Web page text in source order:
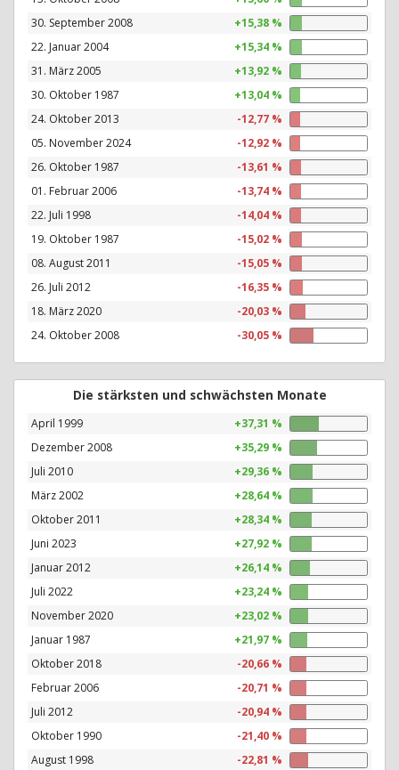
30. September 2008
+15,38 %
22. Januar 2004
+15,34 %
31. März 2005
+13,92 %
30. Oktober 1987
+13,04 %
24. Oktober 2013
-12,77 %
05. November 2024
-12,92 %
26. Oktober 1987
-13,61 %
01. Februar 2006
-13,74 %
22. Juli 1998
-14,04 %
19. Oktober 1987
-15,02 %
08. August 2011
-15,05 %
26. Juli 2012
-16,35 %
18. März 2020
-20,03 %
24. Oktober 2008
-30,05 %
Die stärksten und schwächsten Monate
April 1999
+37,31 %
Dezember 2008
+35,29 %
Juli 2010
+29,36 %
März 2002
+28,64 %
Oktober 2011
+28,34 %
Juni 2023
+27,92 %
Januar 2012
+26,14 %
Juli 2022
+23,24 %
November 2020
+23,02 %
Januar 1987
+21,97 %
Oktober 2018
-20,66 %
Februar 2006
-20,71 %
Juli 2012
-20,94 %
Oktober 1990
-21,40 %
August 1998
-22,81 %